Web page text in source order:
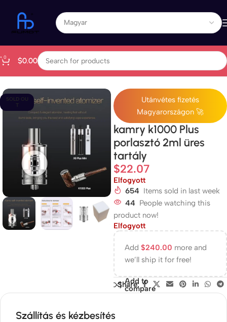
0 $0.00
All Products
SOLD OU
T
Utánvétes fizetés
Magyarországon 🚀
kamry k1000 Plus
porlasztó 2ml üres
tartály
$22.07
Elfogyott
654 Items sold in last week
44 People watching this
product now!
Elfogyott
Add $240.00 more and
we’ll ship it for free!
Add to
compare
Share:
Szállítás és kézbesítés